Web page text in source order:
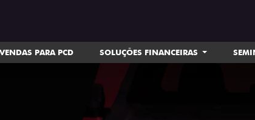
VENDAS PARA PCD SOLUÇÕES FINANCEIRAS